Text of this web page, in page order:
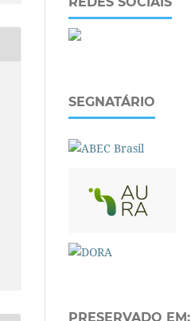
SEGNATÁRIO
PRESERVADO EM: